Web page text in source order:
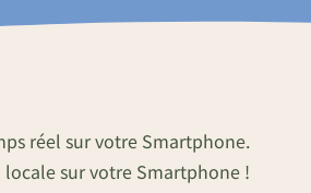
réel sur votre Smartphone.
sur votre Smartphone !